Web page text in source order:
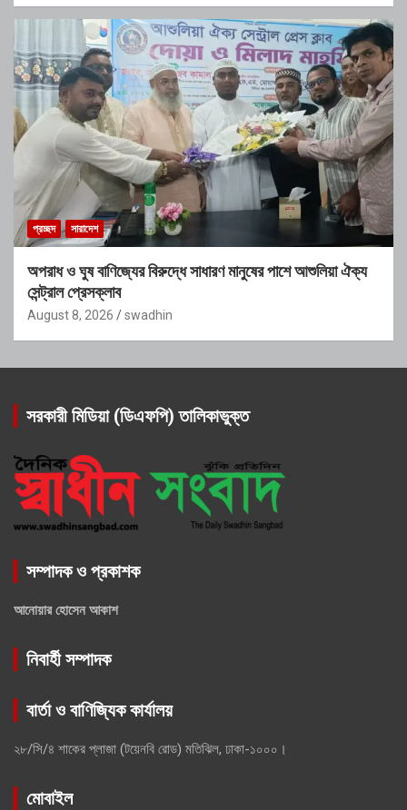
প্রচ্ছদ সারাদেশ
অপরাধ ও ঘুষ বাণিজ্যের বিরুদ্ধে সাধারণ মানুষের পাশে আশুলিয়া ঐক্য
সেন্ট্রাল প্রেসক্লাব
August 8, 2026 swadhin
সরকারী মিডিয়া (ডিএফপি) তালিকাভুক্ত
সম্পাদক ও প্রকাশক
আনোয়ার হোসেন আকাশ
নিবার্হী সম্পাদক
বার্তা ও বাণিজ্যিক কার্যালয়
২৮/সি/৪ শাকের প্লাজা (টয়েনবি রোড) মতিঝিল, ঢাকা-১০০০।
মোবাইল